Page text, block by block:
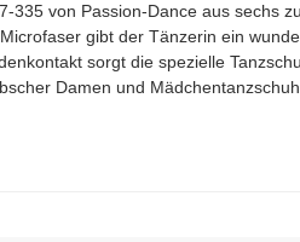
335 von Passion-Dance aus sechs
gibt der Tänzerin ein
sorgt die spezielle
Damen und